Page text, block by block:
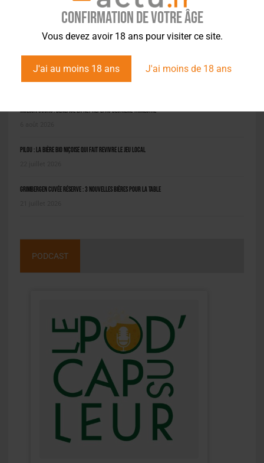
Confirmation de votre âge
Vous devez avoir 18 ans pour visiter ce site.
J'ai au moins 18 ans J'ai moins de 18 ans
L'ACTU EN BREF
Molson Coors : bénéfice en net repli au deuxième trimestre
Pilou : la bière bio niçoise qui fait revivre le jeu local
Grimbergen Cuvée Réserve : 3 nouvelles bières pour la table
PODCAST